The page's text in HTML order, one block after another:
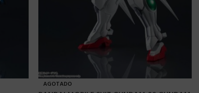
AGOTADO